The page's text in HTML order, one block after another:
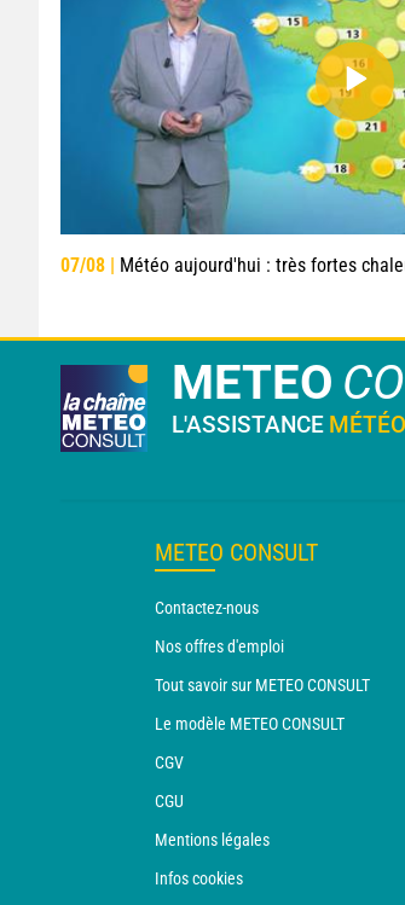
07/08 | Météo aujourd'hui : très fortes chaleurs au
METEO
L'ASSISTANCE
METEO CONSULT
Contactez-nous
Nos offres d'emploi
Tout savoir sur METEO CONSULT
Le modèle METEO CONSULT
CGV
CGU
Mentions légales
Infos cookies